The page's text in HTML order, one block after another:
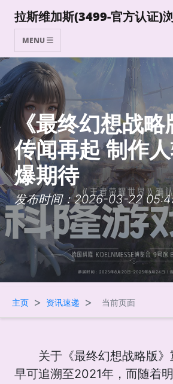
拉斯维加斯(3499-官方认证)
MENU
《最终幻想战略
传闻再起 制作
爆期待
发布时间：2026-03-22
主页 > 资讯速递 > 当前页面
关于《最终幻想战略版
早可追溯至2021年，而随着